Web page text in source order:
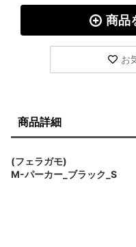
商品
お
商品詳細
(フェラガモ)
M-パーカー_ブラック_S